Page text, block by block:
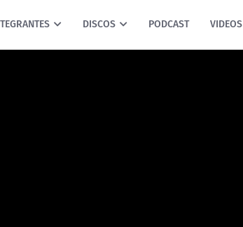
DISCOS PODCAST VIDEOS